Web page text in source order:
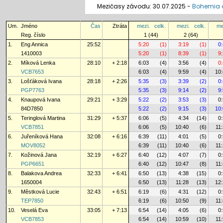
Mezičasy závodu: 30.07.2025 - Bohemia
Um. Jméno Čas Ztráta mezi. celk. mezi. celk.
Reg. číslo
1 (44)
2 (64)
1.
Eng Annica 25:52 5:20 (1) 3:19 (1)
1410003
5:20 (1) 8:39 (1)
2.
Míková Lenka 28:10 + 2:18 6:03 (4) 3:56 (4)
VCB7653
6:03 (4) 9:59 (4)
3.
Lošťáková Ivana 28:18 + 2:26 5:35 (3) 3:39 (2)
PGP7763
5:35 (3) 9:14 (2)
4.
Knaupová Ivana 29:21 + 3:29 5:22 (2) 3:53 (3)
84D7850
5:22 (2) 9:15 (3)
5.
Teringlová Martina 31:29 + 5:37 6:06 (5) 4:34 (14)
VCB7851
6:06 (5) 10:40 (6)
6.
Juřeníková Hana 32:08 + 6:16 6:39 (11) 4:01 (5)
MOV8052
6:39 (11) 10:40 (6)
7.
Kožinová Jana 32:19 + 6:27 6:40 (12) 4:07 (7)
PGP6651
6:40 (12) 10:47 (8)
8.
Balakova Andrea 32:33 + 6:41 6:50 (13) 4:38 (15)
1650004
6:50 (13) 11:28 (13)
9.
Městková Lucie 32:43 + 6:51 6:19 (6) 4:31 (12)
TEP7850
6:19 (6) 10:50 (9)
10.
Veselá Eva 33:05 + 7:13 6:54 (14) 4:05 (6)
VCB7853
6:54 (14) 10:59 (10)